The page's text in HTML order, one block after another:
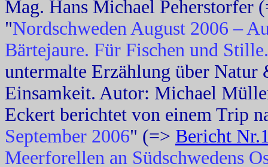
Mag. Hans Michael Peherstorfer
"Nordschweden August 2006 –
Bärtejaure. Für Fischen und
untermalte Erzählung über
Einsamkeit. Autor: Michael
Eckert berichtet von einem Trip
September 2006" (=> Bericht
Meerforellen an Südschwedens